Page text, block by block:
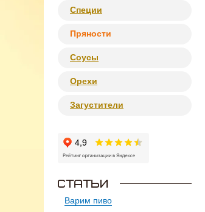
Специи
Пряности
Соусы
Орехи
Загустители
Варим пиво